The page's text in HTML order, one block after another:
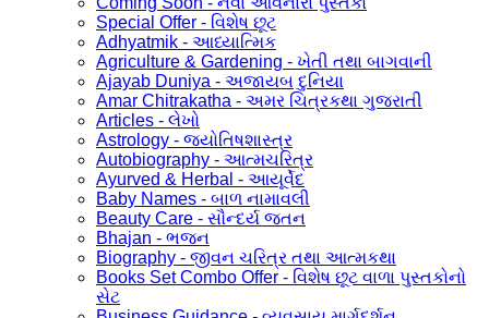
Special Offer - વિશેષ છૂટ
Adhyatmik - આધ્યાત્મિક
Agriculture & Gardening - ખેતી તથા બાગવાની
Ajayab Duniya - અજાયબ દુનિયા
Amar Chitrakatha - અમર ચિત્રકથા ગુજરાતી
Articles - લેખો
Astrology - જ્યોતિષશાસ્ત્ર
Autobiography - આત્મચરિત્ર
Ayurved & Herbal - આયૂર્વેદ
Baby Names - બાળ નામાવલી
Beauty Care - સૌન્દર્ય જતન
Bhajan - ભજન
Biography - જીવન ચરિત્ર તથા આત્મકથા
Books Set Combo Offer - વિશેષ છૂટ વાળા પુસ્તકોનો
સેટ